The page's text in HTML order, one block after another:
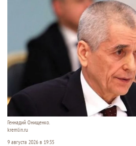
Геннадий Онищенко.
kremlin.ru
9 августа 2026 в 19:35